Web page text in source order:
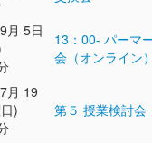
月 5日
13：00- パーマ
会（オンライン
月 19
)
第５ 授業検討会